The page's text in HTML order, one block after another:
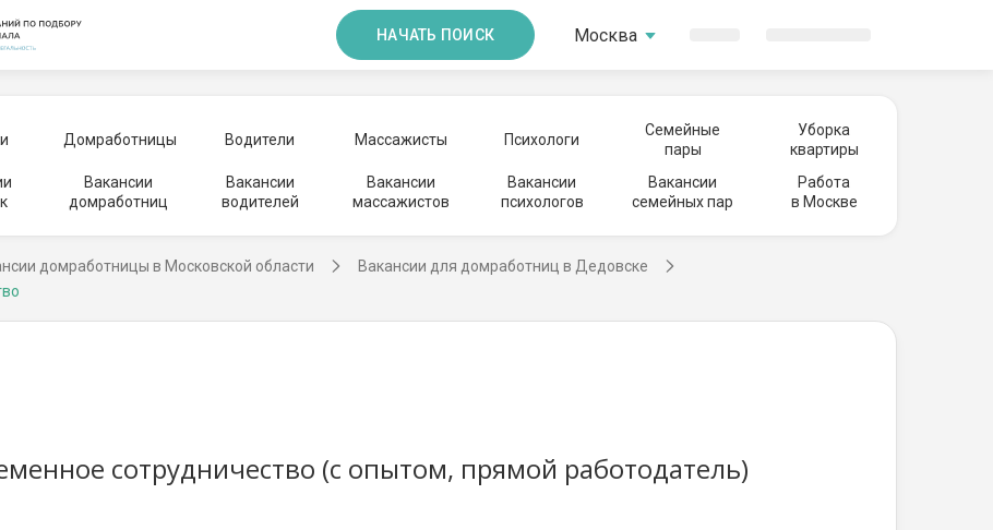
НАЧАТЬ ПОИСК Москва
Домработницы Водители Массажисты Психологи
Семейные
пары
Уборка
квартиры
Вакансии
домработниц
Вакансии
водителей
Вакансии
массажистов
Вакансии
психологов
Вакансии
семейных пар
Работа
в Москве
домработницы в Московской области
Вакансии для домработниц в Дедовске
сотрудничество (с опытом, прямой работодатель)